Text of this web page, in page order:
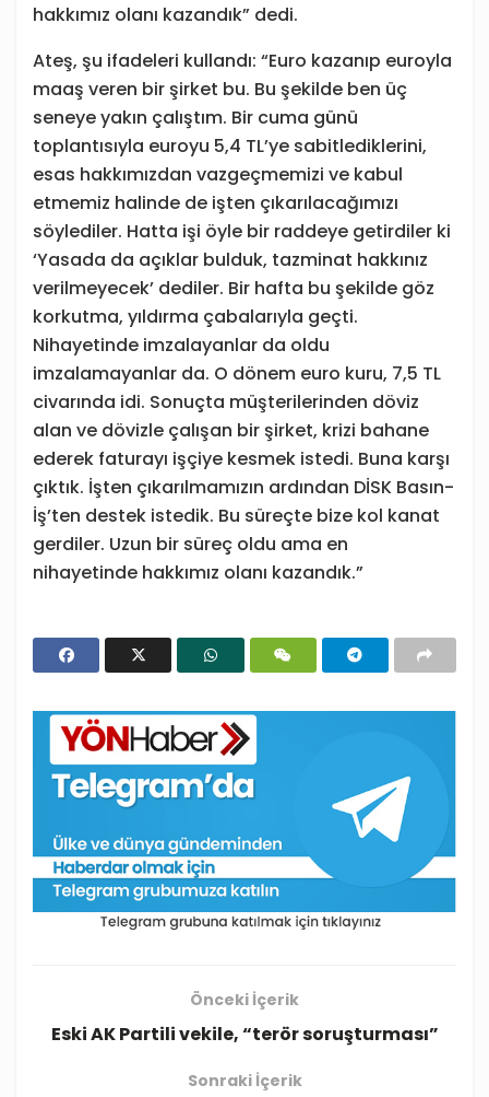
hakkımız olanı kazandık” dedi.
Ateş, şu ifadeleri kullandı: “Euro kazanıp euroyla
maaş veren bir şirket bu. Bu şekilde ben üç
seneye yakın çalıştım. Bir cuma günü
toplantısıyla euroyu 5,4 TL’ye sabitlediklerini,
esas hakkımızdan vazgeçmemizi ve kabul
etmemiz halinde de işten çıkarılacağımızı
söylediler. Hatta işi öyle bir raddeye getirdiler ki
‘Yasada da açıklar bulduk, tazminat hakkınız
verilmeyecek’ dediler. Bir hafta bu şekilde göz
korkutma, yıldırma çabalarıyla geçti.
Nihayetinde imzalayanlar da oldu
imzalamayanlar da. O dönem euro kuru, 7,5 TL
civarında idi. Sonuçta müşterilerinden döviz
alan ve dövizle çalışan bir şirket, krizi bahane
ederek faturayı işçiye kesmek istedi. Buna karşı
çıktık. İşten çıkarılmamızın ardından DİSK Basın-
İş’ten destek istedik. Bu süreçte bize kol kanat
gerdiler. Uzun bir süreç oldu ama en
nihayetinde hakkımız olanı kazandık.”
Önceki İçerik
Eski AK Partili vekile, “terör soruşturması”
Sonraki İçerik